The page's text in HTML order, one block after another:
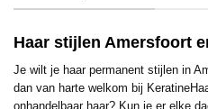
Haar stijlen Amersfoort
Je wilt je haar permanent stijlen in
dan van harte welkom bij
onhandelbaar haar? Kun je er elke